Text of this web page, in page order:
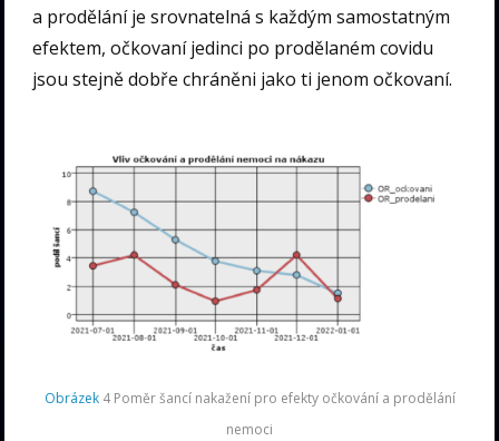
a prodělání je srovnatelná s každým samostatným
efektem, očkovaní jedinci po prodělaném covidu
jsou stejně dobře chráněni jako ti jenom očkovaní.
Obrázek 4 Poměr šancí nakažení pro efekty očkování a prodělání
nemoci